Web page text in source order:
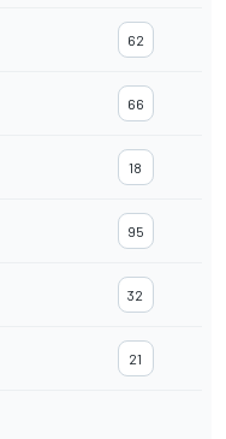
62
66
18
95
32
21